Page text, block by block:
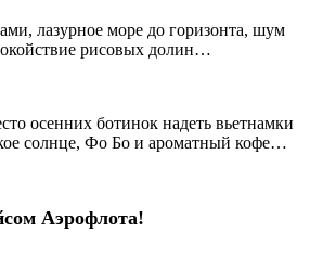
лазурное море до горизонта, шум
рисовых долин…
осенних ботинок надеть вьетнамки
солнце, Фо Бо и ароматный кофе…
Аэрофлота!